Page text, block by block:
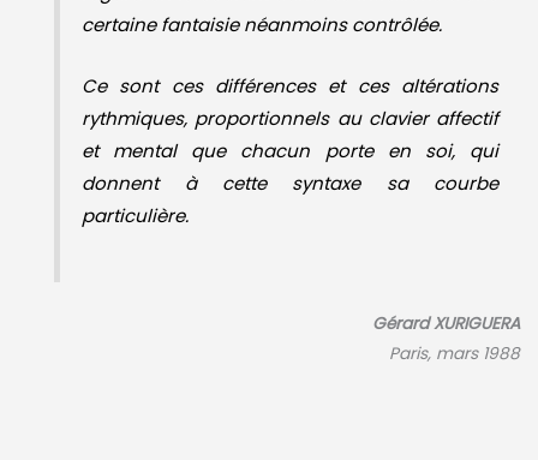
donnent à cette syntaxe sa courbe
Gérard XURIGUERA
Paris, mars 1988
Les œuvres de Francis Olin exposées